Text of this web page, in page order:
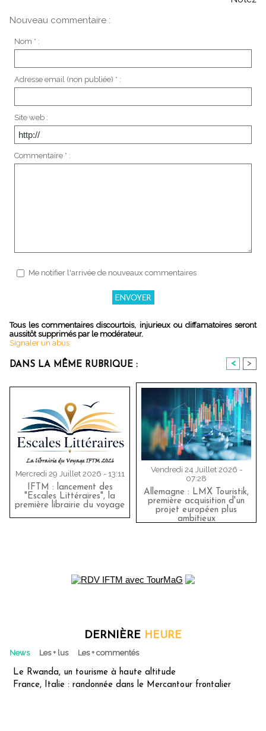
Nouveau commentaire :
Nom * :
Adresse email (non publiée) * :
Site web :
Commentaire * :
Me notifier l'arrivée de nouveaux commentaires
Tous les commentaires discourtois, injurieux ou diffamatoires seront
aussitôt supprimés par le modérateur.
Signaler un abus
DANS LA MÊME RUBRIQUE : < >
Mercredi 29 Juillet 2026 - 13:11
IFTM : lancement des
"Escales Littéraires", la
première librairie du voyage
Vendredi 24 Juillet 2026 -
07:28
Allemagne : LMX Touristik,
première acquisition d'un
projet européen plus
ambitieux
DERNIÈRE HEURE
News Les + lus Les + commentés
Le Rwanda, un tourisme à haute altitude
France, Italie : randonnée dans le Mercantour frontalier